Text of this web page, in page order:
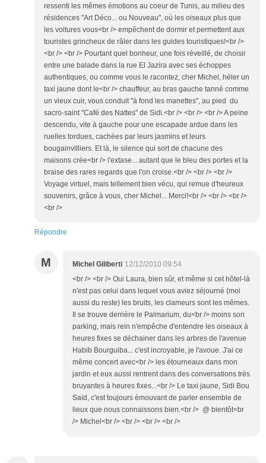
ressenti les mêmes émotions au coeur de Tunis, au milieu des
résidences "Art Déco... ou Nouveau", où les oiseaux plus que
les voitures vous<br /> empêchent de dormir et permettent aux
touristes grincheux de râler dans les guides touristiques!<br />
<br /> <br /> Pourtant quel bonheur, une fois réveillé, de choisir
entre une balade dans la rue El Jazira avec ses échoppes
authentiques, ou comme vous le racontez, cher Michel, héler un
taxi jaune dont le<br /> chauffeur, au bras gauche tanné comme
un vieux cuir, vous conduit "à fond les manettes", au pied du
sacro-saint "Café des Nattes" de Sidi.<br /> <br /> <br /> A peine
descendu, vite à gauche pour une escapade ardue dans les
ruelles tordues, cachées par leurs jasmins et leurs
bougainvilliers. Et là, le silence qui sort de chacune des
maisons crée<br /> l'extase... autant que le bleu des portes et la
braise des rares regards que l'on croise.<br /> <br /> <br />
Voyage virtuel, mais tellement bien vécu, qui remue d'heureux
souvenirs, grâce à vous, cher Michel... Merci!<br /> <br /> <br />
<br />
Répondre
M Michel Giliberti 12/12/2010 09:54
<br /> <br /> Oui Laura, bien sûr, et même si cet hôtel-là
n'est pas celui dans lequel vous aviez séjourné (moi
aussi du reste) les bruits, les clameurs sont les mêmes.
Il se trouve derrière le Palmarium, du<br /> moins son
parking, mais rein n'empêche d'entendre les oiseaux à
heures fixes se déchainer dans les arbres de l'avenue
Habib Bourguiba... c'est incroyable, je l'avoue. J'ai ce
même concert avec<br /> les étourneaux dans mon
jardin et eux aussi rentrent dans des conversations très
bruyantes à heures fixes...<br /> Le taxi jaune, Sidi Bou
Saïd, c'est toujours émouvant de parler ensemble de
lieux que nous connaissons bien.<br /> @ bientôt<br
/> Michel<br /> <br /> <br /> <br />